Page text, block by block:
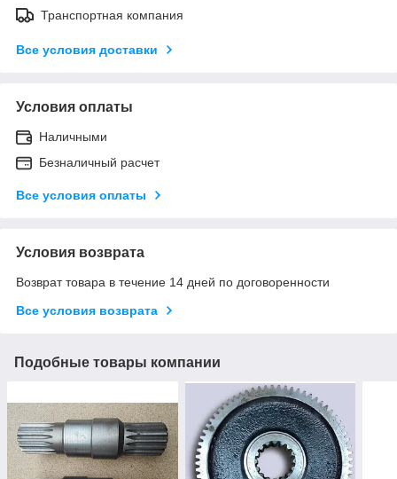
Транспортная компания
Все условия доставки
Условия оплаты
Наличными
Безналичный расчет
Все условия оплаты
Условия возврата
Возврат товара в течение 14 дней по договоренности
Все условия возврата
Подобные товары компании